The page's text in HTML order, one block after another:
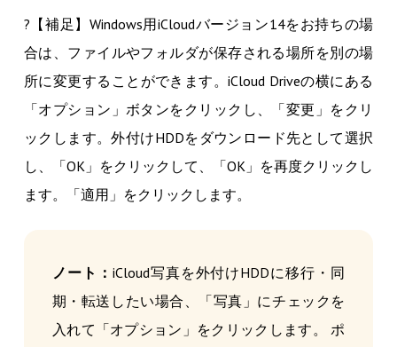
?【補足】Windows用iCloudバージョン14をお持ちの場
合は、ファイルやフォルダが保存される場所を別の場
所に変更することができます。iCloud Driveの横にある
「オプション」ボタンをクリックし、「変更」をクリ
ックします。外付けHDDをダウンロード先として選択
し、「OK」をクリックして、「OK」を再度クリックし
ます。「適用」をクリックします。
ノート： iCloud写真を外付けHDDに移行・同
期・転送したい場合、「写真」にチェックを
入れて「オプション」をクリックします。 ポ